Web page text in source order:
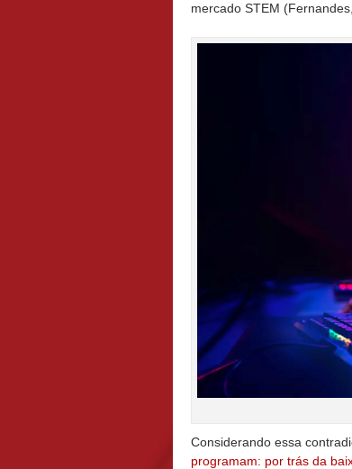
mercado STEM
Considerando essa
programam: por trás da